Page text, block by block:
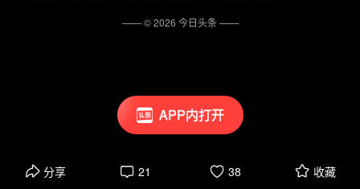
APP内打开
分享 21 38 收藏
—— ©2026 今日头条——